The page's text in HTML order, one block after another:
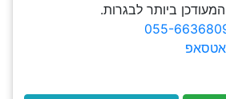
ביותר לבגרות.
055-